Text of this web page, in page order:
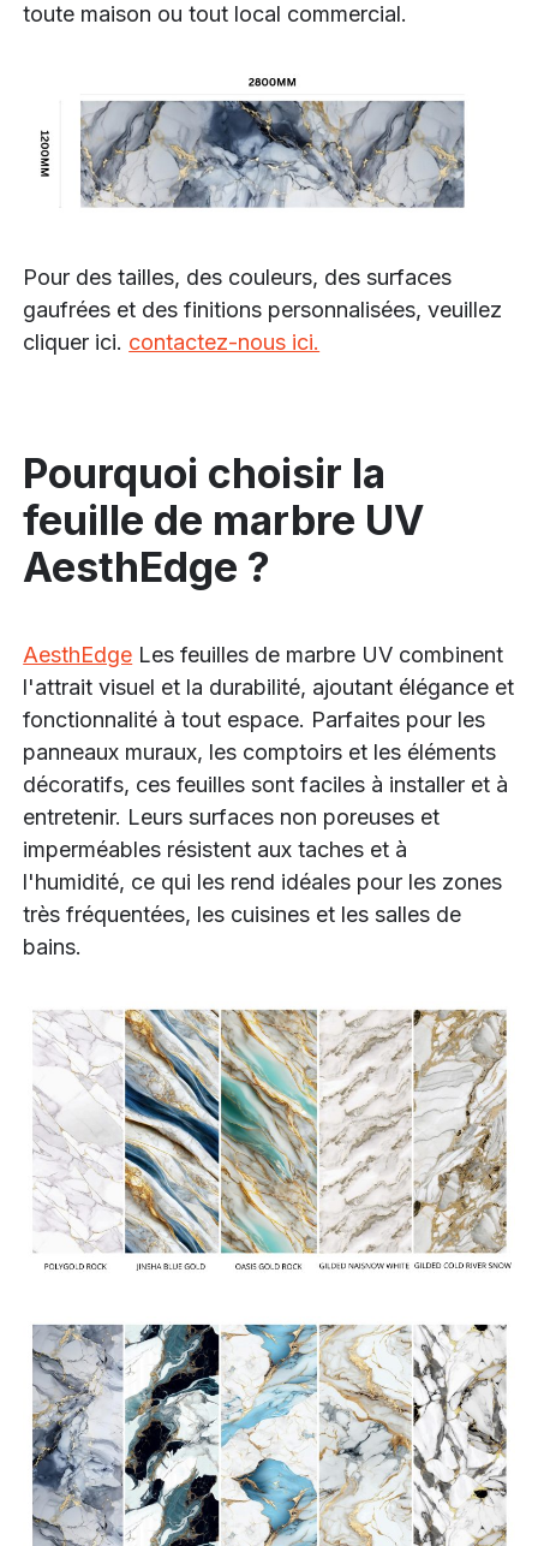
toute maison ou tout local commercial.
Pour des tailles, des couleurs, des surfaces
gaufrées et des finitions personnalisées, veuillez
cliquer ici. contactez-nous ici.
Pourquoi choisir la
feuille de marbre UV
AesthEdge ?
AesthEdge Les feuilles de marbre UV combinent
l'attrait visuel et la durabilité, ajoutant élégance et
fonctionnalité à tout espace. Parfaites pour les
panneaux muraux, les comptoirs et les éléments
décoratifs, ces feuilles sont faciles à installer et à
entretenir. Leurs surfaces non poreuses et
imperméables résistent aux taches et à
l'humidité, ce qui les rend idéales pour les zones
très fréquentées, les cuisines et les salles de
bains.